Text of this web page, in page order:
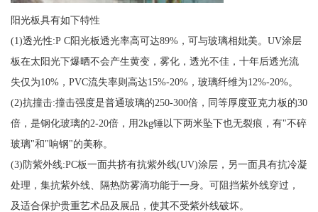
阳光板具有如下特性
(1)透光性:P C阳光板透光率高可达89%，可与玻璃相妣美。UV涂层
板在太阳光下爆晒不会产生黄变，雾化，透光不佳，十年后透光流
失仅为10%，PVC流失率则高达15%-20%，玻璃纤维为12%-20%。
(2)抗撞击:撞击强度是普通玻璃的250-300倍，同等厚度亚克力板的30
倍，是钢化玻璃的2-20倍，用2kg锤以下两米坠下也无裂痕，有"不碎
玻璃"和"响钢"的美称。
(3)防紫外线:PC板一面共挤有抗紫外线(UV)涂层，另一面具有抗冷凝
处理，集抗紫外线、隔热防雾滴功能于一身。可阻挡紫外线穿过，
及适合保护贵重艺术品及展品，使其不受紫外线破坏。